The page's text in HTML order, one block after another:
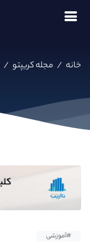
خانه / مجله کریپتو /
#آموزشی